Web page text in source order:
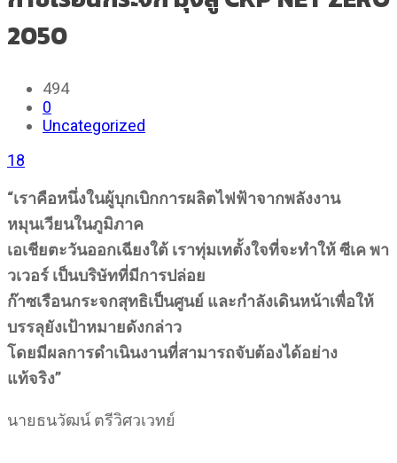
2050
494
0
Uncategorized
18
“เราคือหนึ่งในผู้บุกเบิกการผลิตไฟฟ้าจากพลังงาน
หมุนเวียนในภูมิภาค
เอเชียตะวันออกเฉียงใต้ เราทุ่มเทตั้งใจที่จะทำให้ ซีเค พา
วเวอร์ เป็นบริษัทที่มีการปล่อย
ก๊าซเรือนกระจกสุทธิเป็นศูนย์ และกำลังเดินหน้าเพื่อให้
บรรลุยังเป้าหมายดังกล่าว
โดยมีผลการดำเนินงานที่สามารถจับต้องได้อย่าง
แท้จริง”
นายธนวัฒน์ ตรีวิศวเวทย์